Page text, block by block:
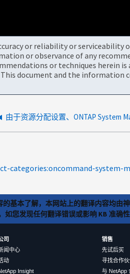
or reliability or
or observance of any
or techniques herein
document and the information
categories:oncommand-system-
基本了解，本网站上的翻译内容均
如您发现任何翻译错误或影响 KB 准确
司
闻中心
动
Insight
销售
先试后买
寻找合作
与 NetApp